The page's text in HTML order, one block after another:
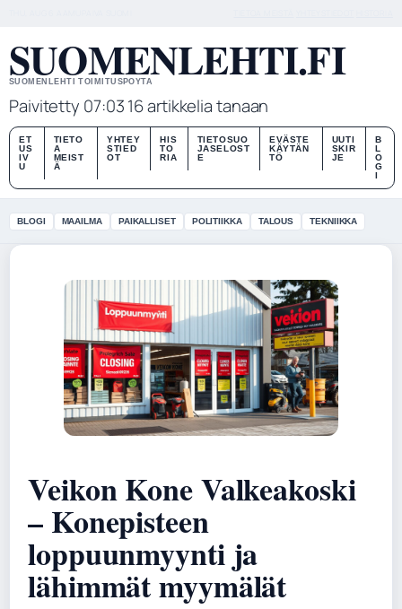
SUOMENLEHTI.FI
SUOMENLEHTI TOIMITUSPOYTA
Paivitetty 07:0316 artikkelia tanaan
ET
US
IV
U
TIETO
A
MEIST
Ä
YHTEY
STIED
OT
HIS
TO
RIA
TIETOSUO
JASELOST
E
EVÄSTE
KÄYTÄN
TÖ
UUTI
SKIR
JE
B
L
O
G
I
BLOGI MAAILMA PAIKALLISET POLITIIKKA TALOUS TEKNIIKKA
Veikon Kone Valkeakoski
– Konepisteen
loppuunmyynti ja
lähimmät myymälät